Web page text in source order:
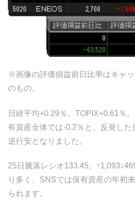
※画像の評価損益前日比率はキャ
のもの。
日経平均+0.29％。TOPIX+0.61％
有資産全体では-0.2％と、反発した
逆行安となりました。
25日騰落レシオ133.45。
り多く、SNSでは保有資産の年初
られます。